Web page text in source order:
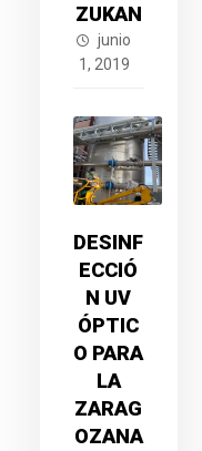
ZUKAN
junio
1, 2019
DESINF
ECCIÓ
N UV
ÓPTIC
O PARA
LA
ZARAG
OZANA